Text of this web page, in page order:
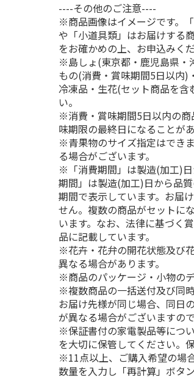
----その他のご注意----
※商品画像はイメージです。
や「小道具類」はお届けする
をお確かめの上、お申込みくだ
※島しょ(東京都・鹿児島県・
もの(消費・賞味期間5日以内)
冷凍品・生花(セット商品を
い。
※消費・賞味期間5日以内の
味期限の最終日になることが
※青果物のサイズ指定はでき
る場合がございます。
※「消費期間」は製造(加工)
期間」は製造(加工)日から品
期間で表示しています。お届
せん。複数の商品がセットに
います。なお、法律に基づく
品に記載しています。
※花卉・花弁の開花状態及び
異なる場合があります。
※商品のパッケージ・小物の
※複数商品の一括送付及び同
お届け先様が同じ場合、同日
が異なる場合がございますの
※保証書付の家電製品等につ
を大切に保管してください。
※11点以上、ご購入希望の場
数量を入力し「再計算」ボタ